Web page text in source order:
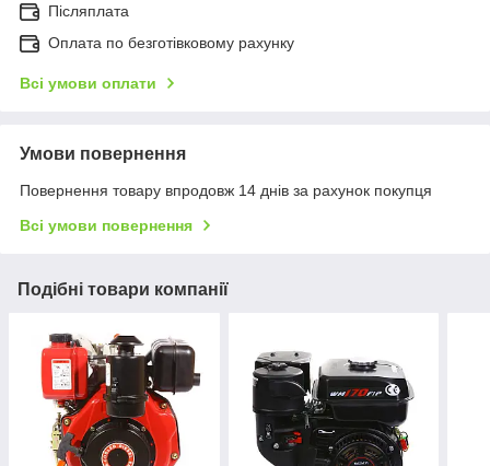
Післяплата
Оплата по безготівковому рахунку
Всі умови оплати
Умови повернення
Повернення товару впродовж 14 днів за рахунок покупця
Всі умови повернення
Подібні товари компанії